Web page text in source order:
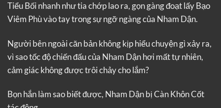
Tiểu Bối nhanh như tia chớp lao ra, gọn gàng đoạt lấy Bạo
Viêm Phù vào tay trong sự ngỡ ngàng của Nham Dận.
Người bên ngoài căn bản không kịp hiểu chuyện gì xảy ra,
vì sao tốc độ chiến đấu của Nham Dận hơi mất tự nhiên,
cảm giác không được trôi chảy cho lắm?
Bọn hắn làm sao biết được, Nham Dận bị Càn Khôn Cốt